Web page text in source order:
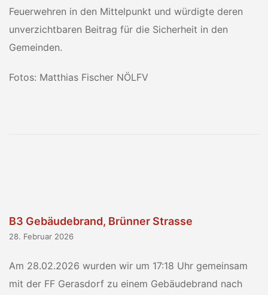
Feuerwehren in den Mittelpunkt und würdigte deren
unverzichtbaren Beitrag für die Sicherheit in den
Gemeinden.
Fotos: Matthias Fischer NÖLFV
B3 Gebäudebrand, Brünner Strasse
28. Februar 2026
Am 28.02.2026 wurden wir um 17:18 Uhr gemeinsam
mit der FF Gerasdorf zu einem Gebäudebrand nach